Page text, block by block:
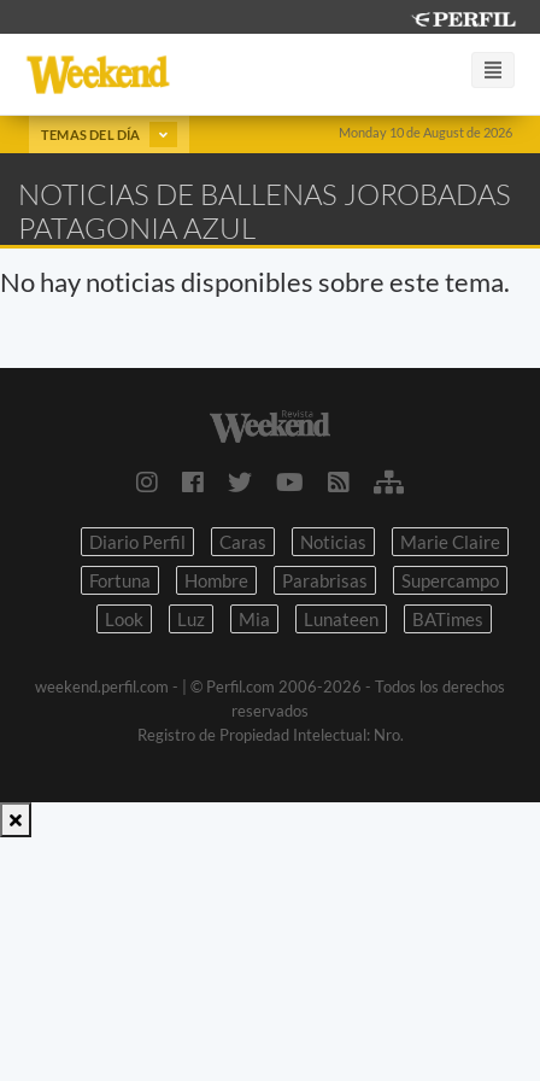
Monday 10 de August de 2026
TEMAS DEL DÍA
NOTICIAS DE BALLENAS JOROBADAS
PATAGONIA AZUL
No hay noticias disponibles sobre este tema.
Diario Perfil Caras Noticias
Marie Claire
Fortuna
Hombre Parabrisas
Supercampo
Look
Luz Mia Lunateen BATimes
weekend.perfil.com -
| © Perfil.com 2006-2026 - Todos los derechos
reservados
Registro de Propiedad Intelectual: Nro.